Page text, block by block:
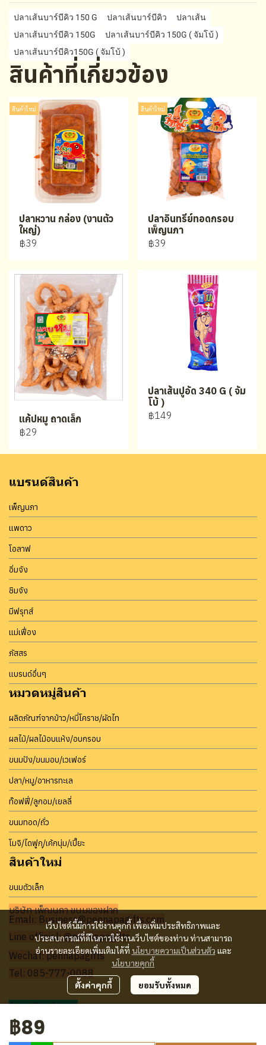
ปลาเส้นบาร์บีคิว 150 G ปลาเส้นบาร์บีคิว
ปลาเส้น
ปลาเส้นบาร์บีคิว 150G
ปลาเส้นบาร์บีคิว 150G ( จัมโบ้ )
ปลาเส้นบาร์บีคิว150G ( จัมโบ้ )
สินค้าที่เกี่ยวข้อง
สินค้าใหม่
ปลาหวาน กล่อง (งานตัว
ใหญ่)
฿39
สินค้าใหม่
ปลาอินทรีย์ทอดกรอบ
เพ็ญนภา
฿39
แค้ปหมู ถาดเล็ก
฿29
ปลาเส้นปูอัด 340 G ( จัม
โบ้ )
฿149
฿89
เว็บไซต์นี้มีการใช้งานคุกกี้ เพื่อเพิ่มประสิทธิภาพและ
ประสบการณ์ที่ดีในการใช้งานเว็บไซต์ของท่าน ท่านสามารถ
อ่านรายละเอียดเพิ่มเติมได้ที่ นโยบายความเป็นส่วนตัว และ
นโยบายคุกกี้
ตั้งค่าคุกกี้ ยอมรับทั้งหมด
แบรนด์สินค้า
เพ็ญนภา
แพดาว
โอลาฟ
อิ่มจัง
ชิมจัง
มีฟรุทส์
แม่เฟื่อง
ภัสสร
แบรนด์อื่นๆ
หมวดหมู่สินค้า
ผลิตภัณฑ์จากข้าว/หมี่โคราช/ผัดไท
ผลไม้/ผลไม้อบแห้ง/อบกรอบ
ขนมปัง/ขนมอบ/เวเฟอร์
ปลา/หมู/อาหารทะเล
ท๊อฟฟี่/ลูกอม/เยลลี่
ขนมทอด/ถั่ว
โมจิ/ไดฟูกุ/เค้กนุ่ม/เปี๊ยะ
สินค้าใหม่
ขนมตัวเล็ก
บริษัท เพ็ญนภา ขนมของฝาก
Emali: Business@pennapagifts.com
Line official: @pennapagifts
Wechat: pennapagifts
Tel: 085-777-0088
ร้านทุเรียนบ้านมด
Facebook:
บ้านมด ทุเรียน ขนมของฝาก